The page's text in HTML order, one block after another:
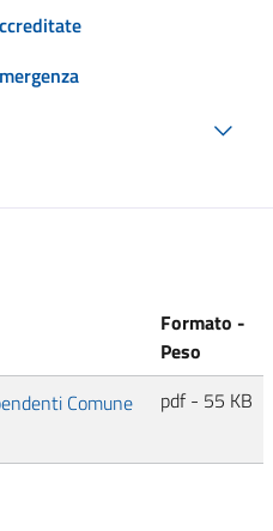
Formato -
Peso
Comune
pdf - 55 KB